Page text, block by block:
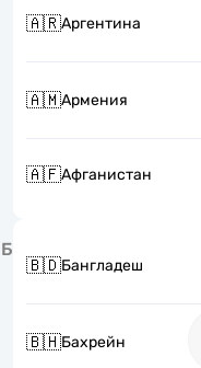
🇦🇷Аргентина
🇦🇲Армения
🇦🇫Афганистан
Б
🇧🇩Бангладеш
🇧🇭Бахрейн